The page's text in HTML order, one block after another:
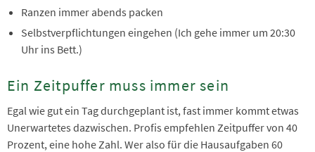
Ranzen immer abends packen
Selbstverpflichtungen eingehen (Ich gehe immer um 20:30
Uhr ins Bett.)
Ein Zeitpuffer muss immer sein
Egal wie gut ein Tag durchgeplant ist, fast immer kommt etwas
Unerwartetes dazwischen. Profis empfehlen Zeitpuffer von 40
Prozent, eine hohe Zahl. Wer also für die Hausaufgaben 60